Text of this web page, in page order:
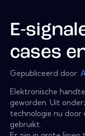
E-
cases
Gepubliceerd door:
Elektronische
geworden. Uit
technologie nu
gebruikt.